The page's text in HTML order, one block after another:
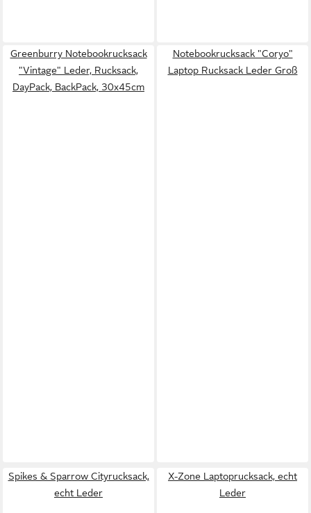
Greenburry Notebookrucksack
"Vintage" Leder, Rucksack,
DayPack, BackPack, 30x45cm
Notebookrucksack "Coryo"
Laptop Rucksack Leder Groß
Spikes & Sparrow Cityrucksack,
echt Leder
X-Zone Laptoprucksack, echt
Leder